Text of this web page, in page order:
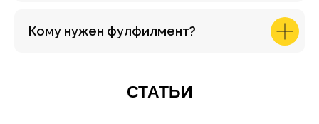
Кому нужен фулфилмент?
СТАТЬИ